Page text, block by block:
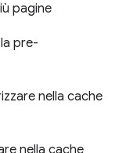
pagine
pre-
nella cache
nella cache